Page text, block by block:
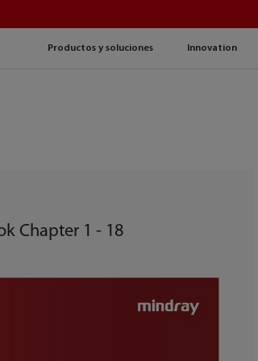
Productos y soluciones Innovation
Chapter 1 - 18